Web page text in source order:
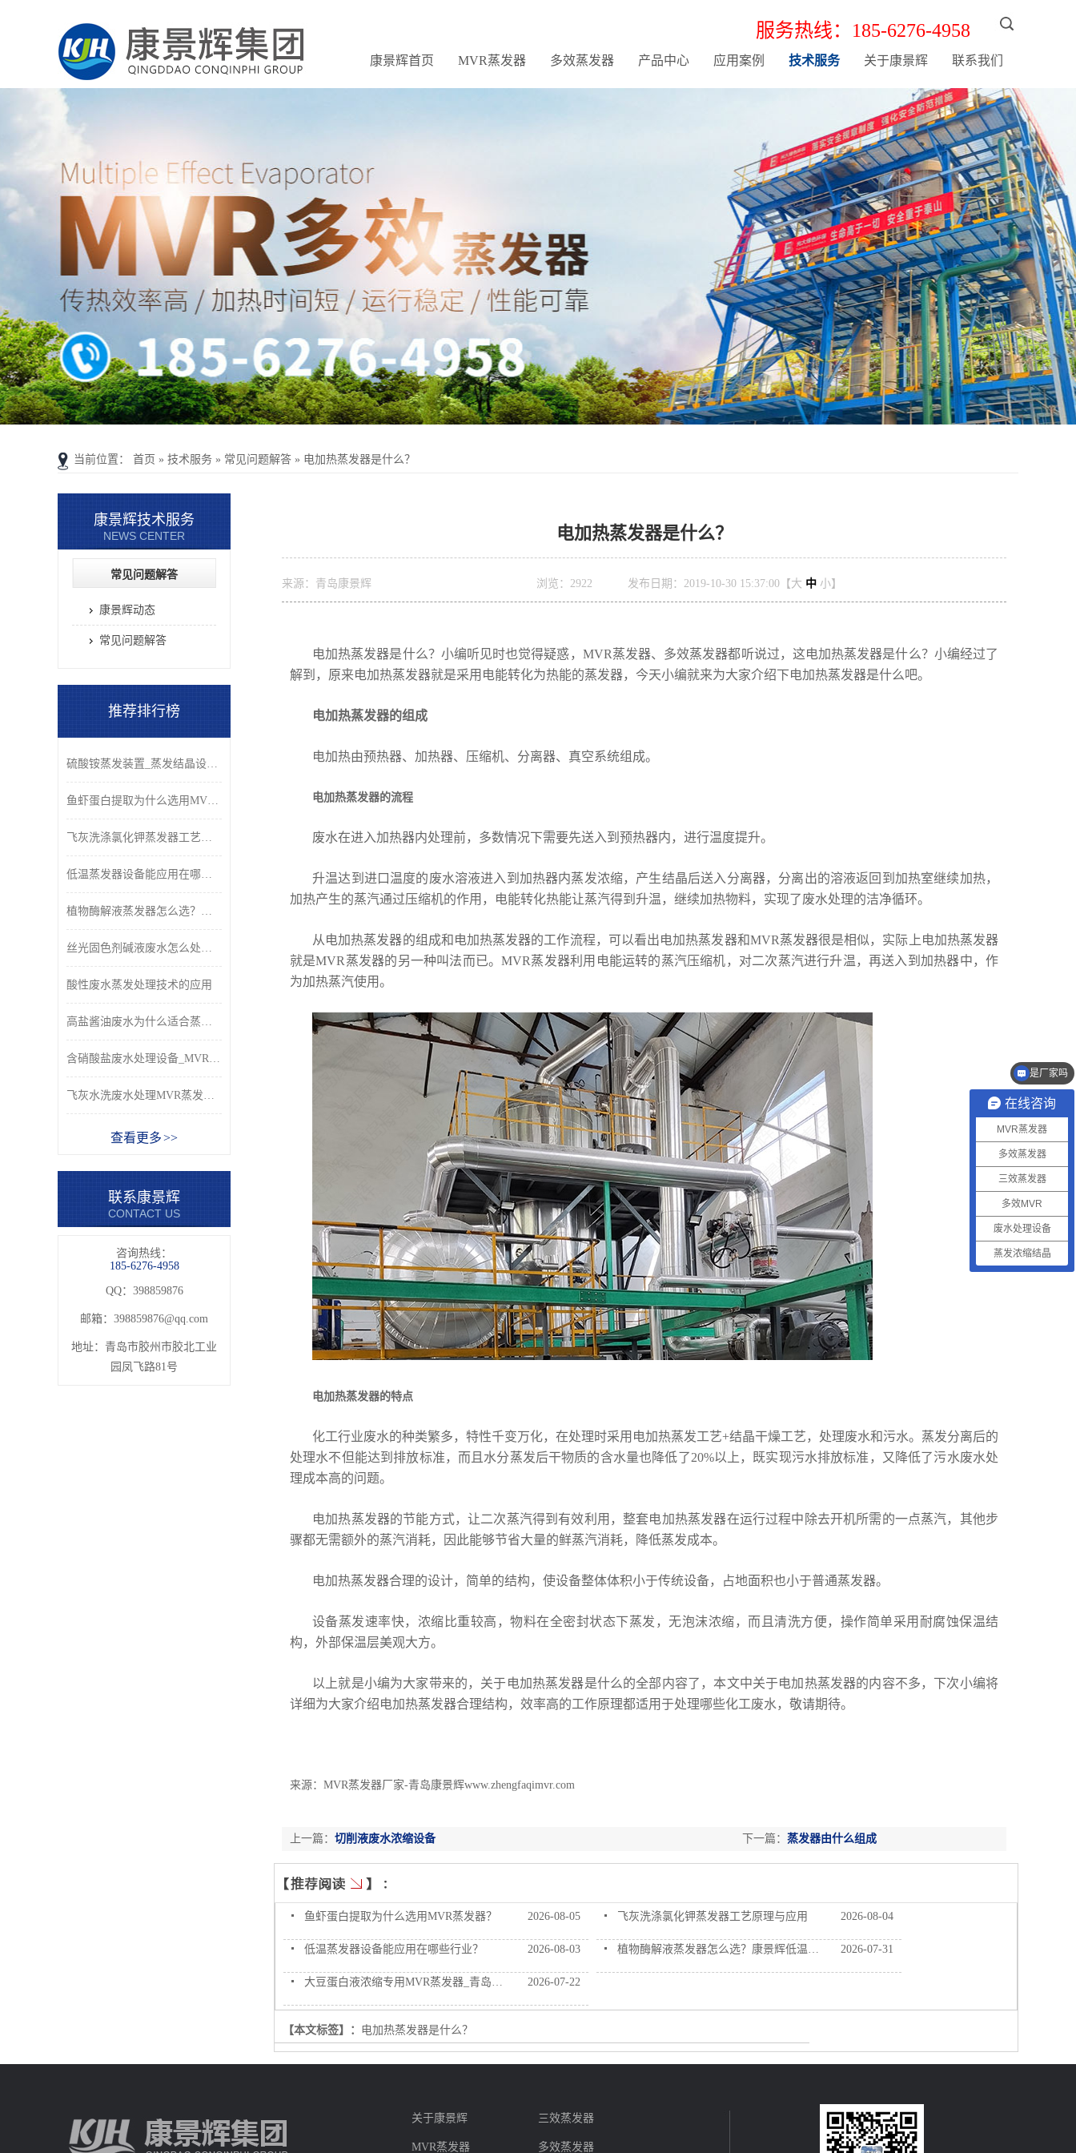
服务热线：185-6276-4958
康景辉首页 MVR蒸发器 多效蒸发器 产品中心 应用案例 技术服务 关于康景辉 联系我们
当前位置： 首页 » 技术服务 » 常见问题解答 » 电加热蒸发器是什么？
电加热蒸发器是什么？
来源：青岛康景辉 浏览： 2922 发布日期：2019-10-30 15:37:00【 大 中 小】
电加热蒸发器是什么？小编听见时也觉得疑惑，MVR蒸发器、多效蒸发器都听说过，这电加热蒸发器是什么？小编经过了
解到，原来电加热蒸发器就是采用电能转化为热能的蒸发器，今天小编就来为大家介绍下电加热蒸发器是什么吧。
电加热蒸发器的组成
电加热由预热器、加热器、压缩机、分离器、真空系统组成。
电加热蒸发器的流程
废水在进入加热器内处理前，多数情况下需要先送入到预热器内，进行温度提升。
升温达到进口温度的废水溶液进入到加热器内蒸发浓缩，产生结晶后送入分离器，分离出的溶液返回到加热室继续加热，
加热产生的蒸汽通过压缩机的作用，电能转化热能让蒸汽得到升温，继续加热物料，实现了废水处理的洁净循环。
从电加热蒸发器的组成和电加热蒸发器的工作流程，可以看出电加热蒸发器和MVR蒸发器很是相似，实际上电加热蒸发器
就是MVR蒸发器的另一种叫法而已。MVR蒸发器利用电能运转的蒸汽压缩机，对二次蒸汽进行升温，再送入到加热器中，作
为加热蒸汽使用。
电加热蒸发器的特点
化工行业废水的种类繁多，特性千变万化，在处理时采用电加热蒸发工艺+结晶干燥工艺，处理废水和污水。蒸发分离后的
处理水不但能达到排放标准，而且水分蒸发后干物质的含水量也降低了20%以上，既实现污水排放标准，又降低了污水废水处
理成本高的问题。
电加热蒸发器的节能方式，让二次蒸汽得到有效利用，整套电加热蒸发器在运行过程中除去开机所需的一点蒸汽，其他步
骤都无需额外的蒸汽消耗，因此能够节省大量的鲜蒸汽消耗，降低蒸发成本。
电加热蒸发器合理的设计，简单的结构，使设备整体体积小于传统设备，占地面积也小于普通蒸发器。
设备蒸发速率快，浓缩比重较高，物料在全密封状态下蒸发，无泡沫浓缩，而且清洗方便，操作简单采用耐腐蚀保温结
构，外部保温层美观大方。
以上就是小编为大家带来的，关于电加热蒸发器是什么的全部内容了，本文中关于电加热蒸发器的内容不多，下次小编将
详细为大家介绍电加热蒸发器合理结构，效率高的工作原理都适用于处理哪些化工废水，敬请期待。
来源：MVR蒸发器厂家-青岛康景辉www.zhengfaqimvr.com
下一篇： 蒸发器由什么组成
上一篇： 切削液废水浓缩设备
2026-08-05
鱼虾蛋白提取为什么选用MVR蒸发器？ 2026-08-04
飞灰洗涤氯化钾蒸发器工艺原理与应用
2026-08-03
低温蒸发器设备能应用在哪些行业？ 2026-07-31
植物酶解液蒸发器怎么选？康景辉低温浓缩工艺与设备解析
2026-07-22
大豆蛋白液浓缩专用MVR蒸发器_青岛康景辉厂家
【本文标签】： 电加热蒸发器是什么？
【责任编辑】：康景辉 版权所有：{}/a>转载请注明出处
康景辉技术服务
NEWS CENTER
常见问题解答
康景辉动态
常见问题解答
推荐排行榜
硫酸铵蒸发装置_蒸发结晶设备_青岛康景辉
鱼虾蛋白提取为什么选用MVR蒸发器？
飞灰洗涤氯化钾蒸发器工艺原理与应用
低温蒸发器设备能应用在哪些行业？
植物酶解液蒸发器怎么选？康景辉低温浓缩工艺与设备解析
丝光固色剂碱液废水怎么处理好？
酸性废水蒸发处理技术的应用
高盐酱油废水为什么适合蒸发法？
含硝酸盐废水处理设备_MVR蒸发结晶回收
飞灰水洗废水处理MVR蒸发分盐系统_康景辉
查看更多 >>
联系康景辉
CONTACT US
咨询热线：
185-6276-4958
QQ：398859876
邮箱： 398859876@qq.com
地址：青岛市胶州市胶北工业
园凤飞路81号
关于康景辉 三效蒸发器
MVR蒸发器 多效蒸发器
在线咨询
MVR蒸发器
多效蒸发器
三效蒸发器
多效MVR
废水处理设备
蒸发浓缩结晶
是厂家吗